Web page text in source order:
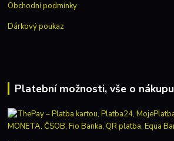
Obchodní podmínky
Dárkový poukaz
Platební možnosti, vše o nákupu